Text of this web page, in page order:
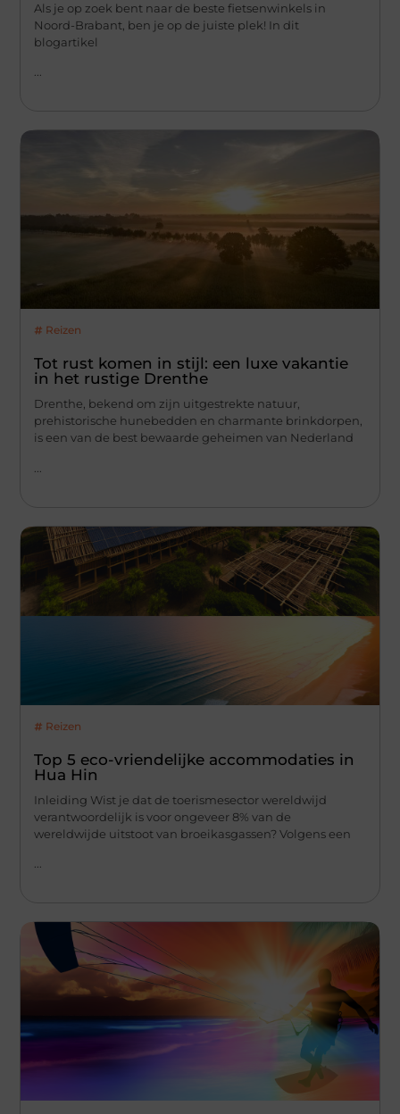
Als je op zoek bent naar de beste fietsenwinkels in
Noord-Brabant, ben je op de juiste plek! In dit
blogartikel
...
Reizen
Tot rust komen in stijl: een luxe vakantie
in het rustige Drenthe
Drenthe, bekend om zijn uitgestrekte natuur,
prehistorische hunebedden en charmante brinkdorpen,
is een van de best bewaarde geheimen van Nederland
Reizen
Top 5 eco-vriendelijke accommodaties in
Hua Hin
Inleiding Wist je dat de toerismesector wereldwijd
verantwoordelijk is voor ongeveer 8% van de
wereldwijde uitstoot van broeikasgassen? Volgens een